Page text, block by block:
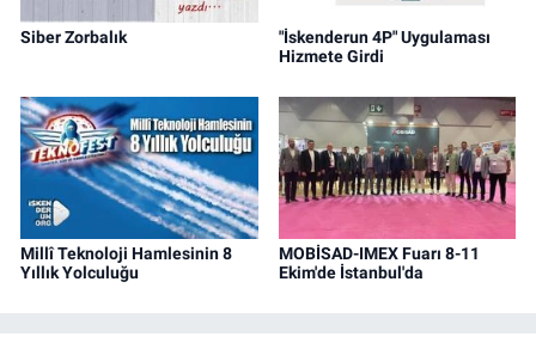
Siber Zorbalık
"İskenderun 4P" Uygulaması
Hizmete Girdi
Millî Teknoloji Hamlesinin 8
Yıllık Yolculuğu
MOBİSAD-IMEX Fuarı 8-11
Ekim'de İstanbul'da